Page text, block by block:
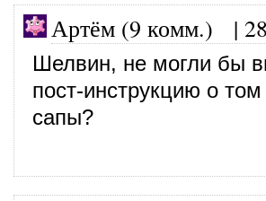
Артём (9 комм.) |
Шелвин, не могли бы
пост-инструкцию о
сапы?